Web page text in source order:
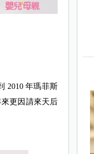
2010 年瑪菲斯
更因請來天后